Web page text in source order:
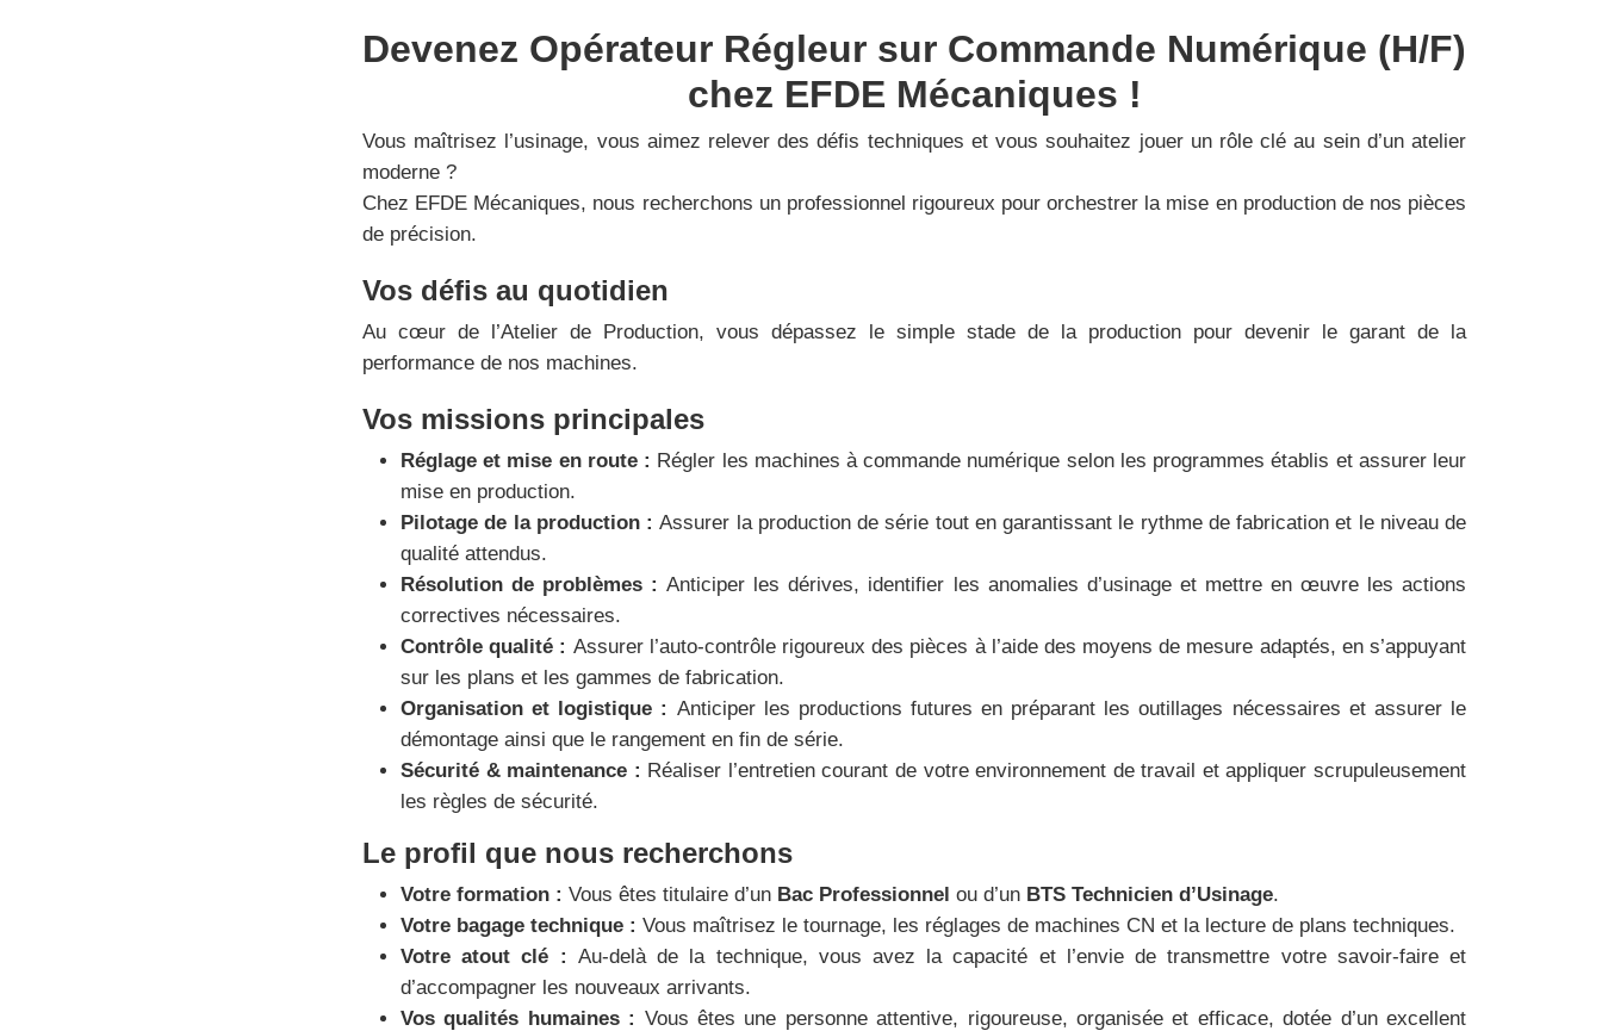
Devenez Opérateur Régleur sur Commande Numérique (H/F)
chez EFDE Mécaniques !
Vous maîtrisez l’usinage, vous aimez relever des défis techniques et vous souhaitez jouer un rôle clé au sein d’un atelier
moderne ?
Chez EFDE Mécaniques, nous recherchons un professionnel rigoureux pour orchestrer la mise en production de nos pièces
de précision.
Vos défis au quotidien
Au cœur de l’Atelier de Production, vous dépassez le simple stade de la production pour devenir le garant de la
performance de nos machines.
Vos missions principales
Réglage et mise en route : Régler les machines à commande numérique selon les programmes établis et assurer leur
mise en production.
Pilotage de la production :Assurer la production de série tout en garantissant le rythme de fabrication et le niveau de
qualité attendus.
Résolution de problèmes :Anticiper les dérives, identifier les anomalies d’usinage et mettre en œuvre les actions
correctives nécessaires.
Contrôle qualité : Assurer l’auto-contrôle rigoureux des pièces à l’aide des moyens de mesure adaptés, en s’appuyant
sur les plans et les gammes de fabrication.
Organisation et logistique : Anticiper les productions futures en préparant les outillages nécessaires et assurer le
démontage ainsi que le rangement en fin de série.
Sécurité & maintenance : Réaliser l’entretien courant de votre environnement de travail et appliquer scrupuleusement
les règles de sécurité.
Le profil que nous recherchons
Votre formation : Vous êtes titulaire d’un Bac Professionnel ou d’un BTS Technicien d’Usinage.
Votre bagage technique : Vous maîtrisez le tournage, les réglages de machines CN et la lecture de plans techniques.
Votre atout clé : Au-delà de la technique, vous avez la capacité et l’envie de transmettre votre savoir-faire et
d’accompagner les nouveaux arrivants.
Vos qualités humaines : Vous êtes une personne attentive, rigoureuse, organisée et efficace, dotée d’un excellent